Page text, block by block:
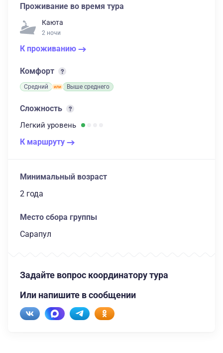
Проживание во время тура
Каюта
2 ночи
К проживанию
Комфорт
Средний Выше среднего
Сложность
Легкий уровень
К маршруту
Минимальный возраст
2 года
Место сбора группы
Сарапул
Задайте вопрос координатору тура
Или напишите в сообщении